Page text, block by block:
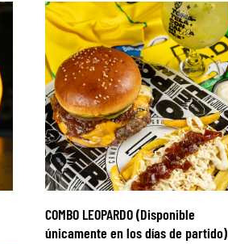
COMBO LEOPARDO (Disponible
únicamente en los días de partido)